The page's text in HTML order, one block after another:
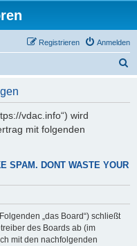
Anmelden
Registrieren
vdac.info“) wird
mit folgenden
SPAM. DONT WASTE YOUR
„das Board“) schließt
des Boards ab (im
mit den nachfolgenden